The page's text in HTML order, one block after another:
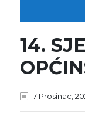
14.
7 Prosinac,